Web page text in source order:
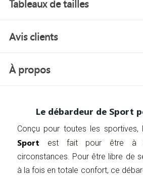
Tableaux de tailles
Avis clients
À propos
Le débardeur de Sport
Conçu pour toutes les sportives,
Sport est fait pour être à
circonstances. Pour être libre de
à la fois en totale confort, ce